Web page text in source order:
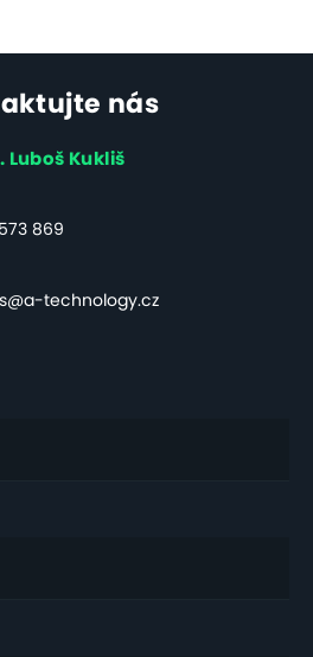
nás
Luboš Kukliš
869
technology.cz